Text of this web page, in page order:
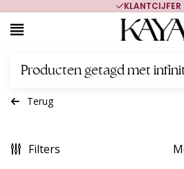
KLANTCIJFER
Producten getagd met
Terug
Filters